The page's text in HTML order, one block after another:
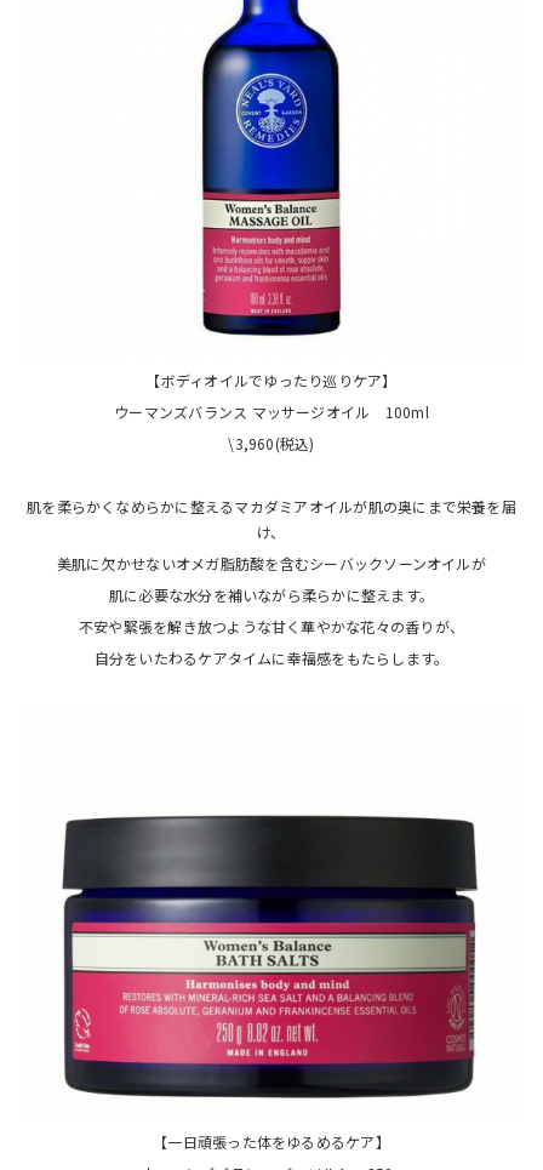
【ボディオイルでゆったり巡りケア】
ウーマンズバランス マッサージオイル 100ml
\3,960(税込)
肌を柔らかくなめらかに整えるマカダミアオイルが肌の奥にまで栄養を届
け、
美肌に欠かせないオメガ脂肪酸を含むシーバックソーンオイルが
肌に必要な水分を補いながら柔らかに整えます。
不安や緊張を解き放つような甘く華やかな花々の香りが、
自分をいたわるケアタイムに幸福感をもたらします。
【一日頑張った体をゆるめるケア】